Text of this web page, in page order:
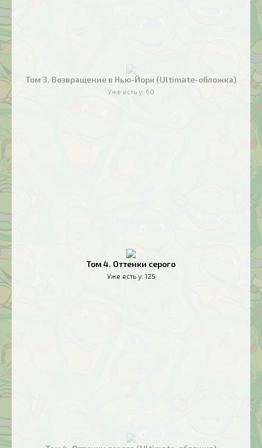
Том 3. Возвращение в Нью-Йорк (Ultimate-обложка)
Уже есть у: 60
Том 4. Оттенки серого
Уже есть у: 125